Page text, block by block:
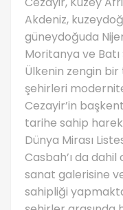
Akdeniz,
güneydoğuda
Moritanya ve
Ülkenin zengin
şehirleri
Cezayir’in
tarihe sahip
Dünya Mirası
Casbah’ı da
sanat galerisine
sahipliği